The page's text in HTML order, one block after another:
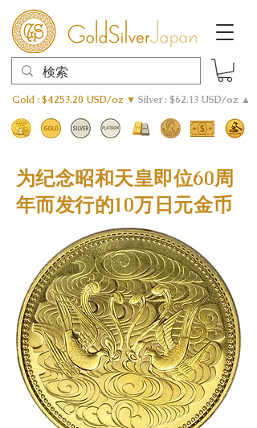
Gold : $4253.20 USD/oz ▼ Silver : $62.13 USD/oz ▲
为纪念昭和天皇即位60周
年而发行的10万日元金币